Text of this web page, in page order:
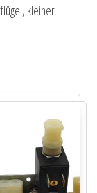
kleiner